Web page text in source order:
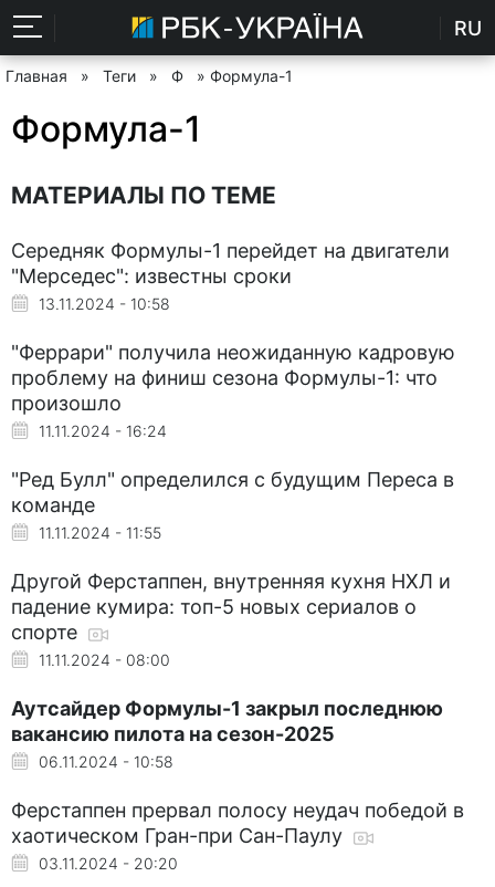
RU
Главная » Теги » Ф » Формула-1
Формула-1
МАТЕРИАЛЫ ПО ТЕМЕ
Середняк Формулы-1 перейдет на двигатели
"Мерседес": известны сроки
13.11.2024 - 10:58
"Феррари" получила неожиданную кадровую
проблему на финиш сезона Формулы-1: что
произошло
11.11.2024 - 16:24
"Ред Булл" определился с будущим Переса в
команде
11.11.2024 - 11:55
Другой Ферстаппен, внутренняя кухня НХЛ и
падение кумира: топ-5 новых сериалов о
спорте
11.11.2024 - 08:00
Аутсайдер Формулы-1 закрыл последнюю
вакансию пилота на сезон-2025
06.11.2024 - 10:58
Ферстаппен прервал полосу неудач победой в
хаотическом Гран-при Сан-Паулу
03.11.2024 - 20:20